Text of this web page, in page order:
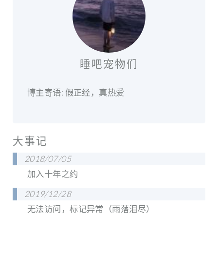
睡吧宠物们
博主寄语: 假正经，真热爱
大事记
2018/07/05
加入十年之约
2019/12/28
无法访问，标记异常（雨落泪尽）